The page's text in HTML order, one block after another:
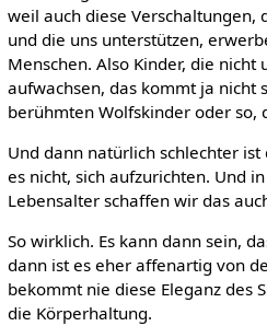
weil auch diese Verschaltungen,
und die uns unterstützen,
Menschen. Also Kinder, die nicht
aufwachsen, das kommt ja nicht
berühmten Wolfskinder oder so,
Und dann natürlich schlechter
es nicht, sich aufzurichten. Und
Lebensalter schaffen wir das
So wirklich. Es kann dann sein,
dann ist es eher affenartig von
bekommt nie diese Eleganz des
die Körperhaltung.